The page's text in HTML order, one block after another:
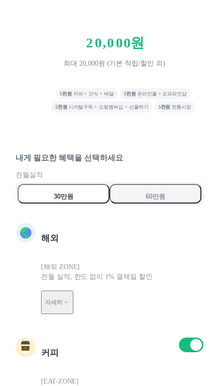
2
3
6
0
0
1
4
8
,0
1
2
4
8
0
0
1
4
8
0원
최대 20,000원 (기본 적립/할인 외)
5천원 커피 + 간식 + 배달 5천원 온라인몰 + 오프라인샵
5천원 디지털구독 + 쇼핑멤버십 + 선물하기 5천원 전통시장
내게 필요한 혜택을 선택하세요
전월실적
30만원 60만원
해외
[해외 ZONE]
전월 실적, 한도 없이 1% 결제일 할인
자세히
커피
[EAT-ZONE]